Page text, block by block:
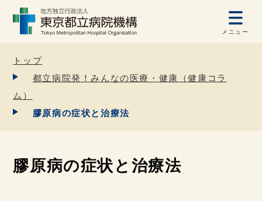
メニュー
トップ
都立病院発！みんなの医療・健康（健康コラ
ム）
膠原病の症状と治療法
膠原病の症状と治療法